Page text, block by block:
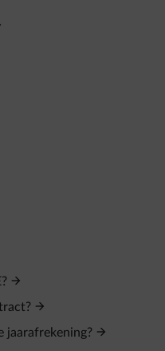
jaarafrekening?